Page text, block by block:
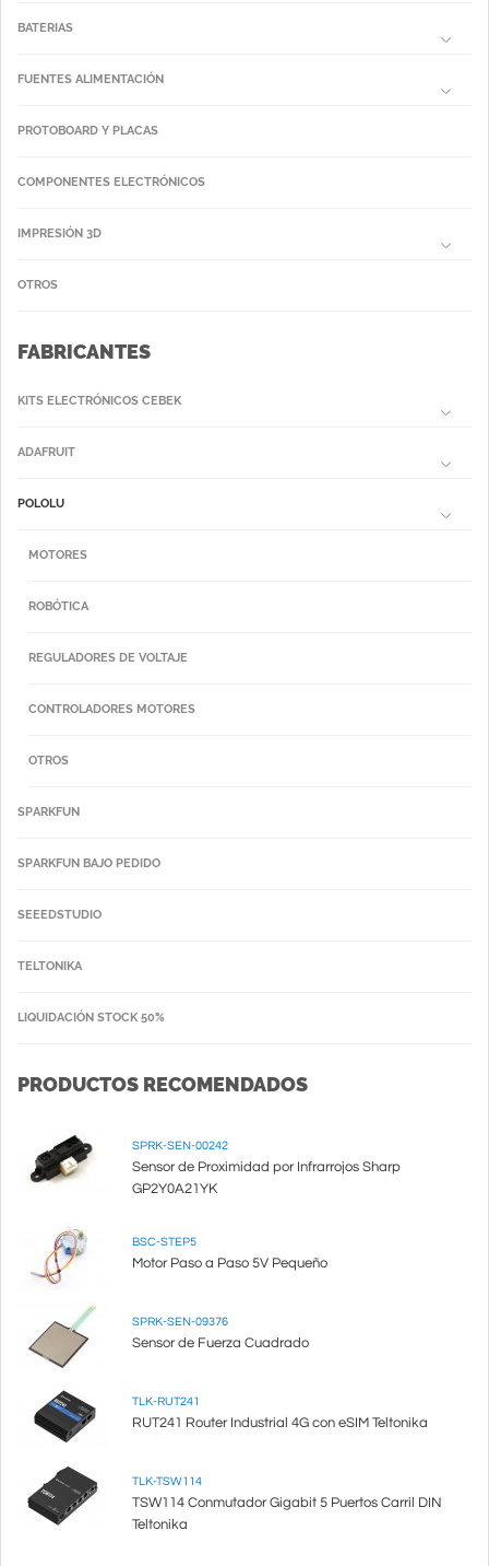
BATERIAS
FUENTES ALIMENTACIÓN
PROTOBOARD Y PLACAS
COMPONENTES ELECTRÓNICOS
IMPRESIÓN 3D
OTROS
FABRICANTES
KITS ELECTRÓNICOS CEBEK
ADAFRUIT
POLOLU
MOTORES
ROBÓTICA
REGULADORES DE VOLTAJE
CONTROLADORES MOTORES
OTROS
SPARKFUN
SPARKFUN BAJO PEDIDO
SEEEDSTUDIO
TELTONIKA
LIQUIDACIÓN STOCK 50%
PRODUCTOS RECOMENDADOS
SPRK-SEN-00242
Sensor de Proximidad por Infrarrojos Sharp
GP2Y0A21YK
BSC-STEP5
Motor Paso a Paso 5V Pequeño
SPRK-SEN-09376
Sensor de Fuerza Cuadrado
TLK-RUT241
RUT241 Router Industrial 4G con eSIM Teltonika
TLK-TSW114
TSW114 Conmutador Gigabit 5 Puertos Carril DIN
Teltonika